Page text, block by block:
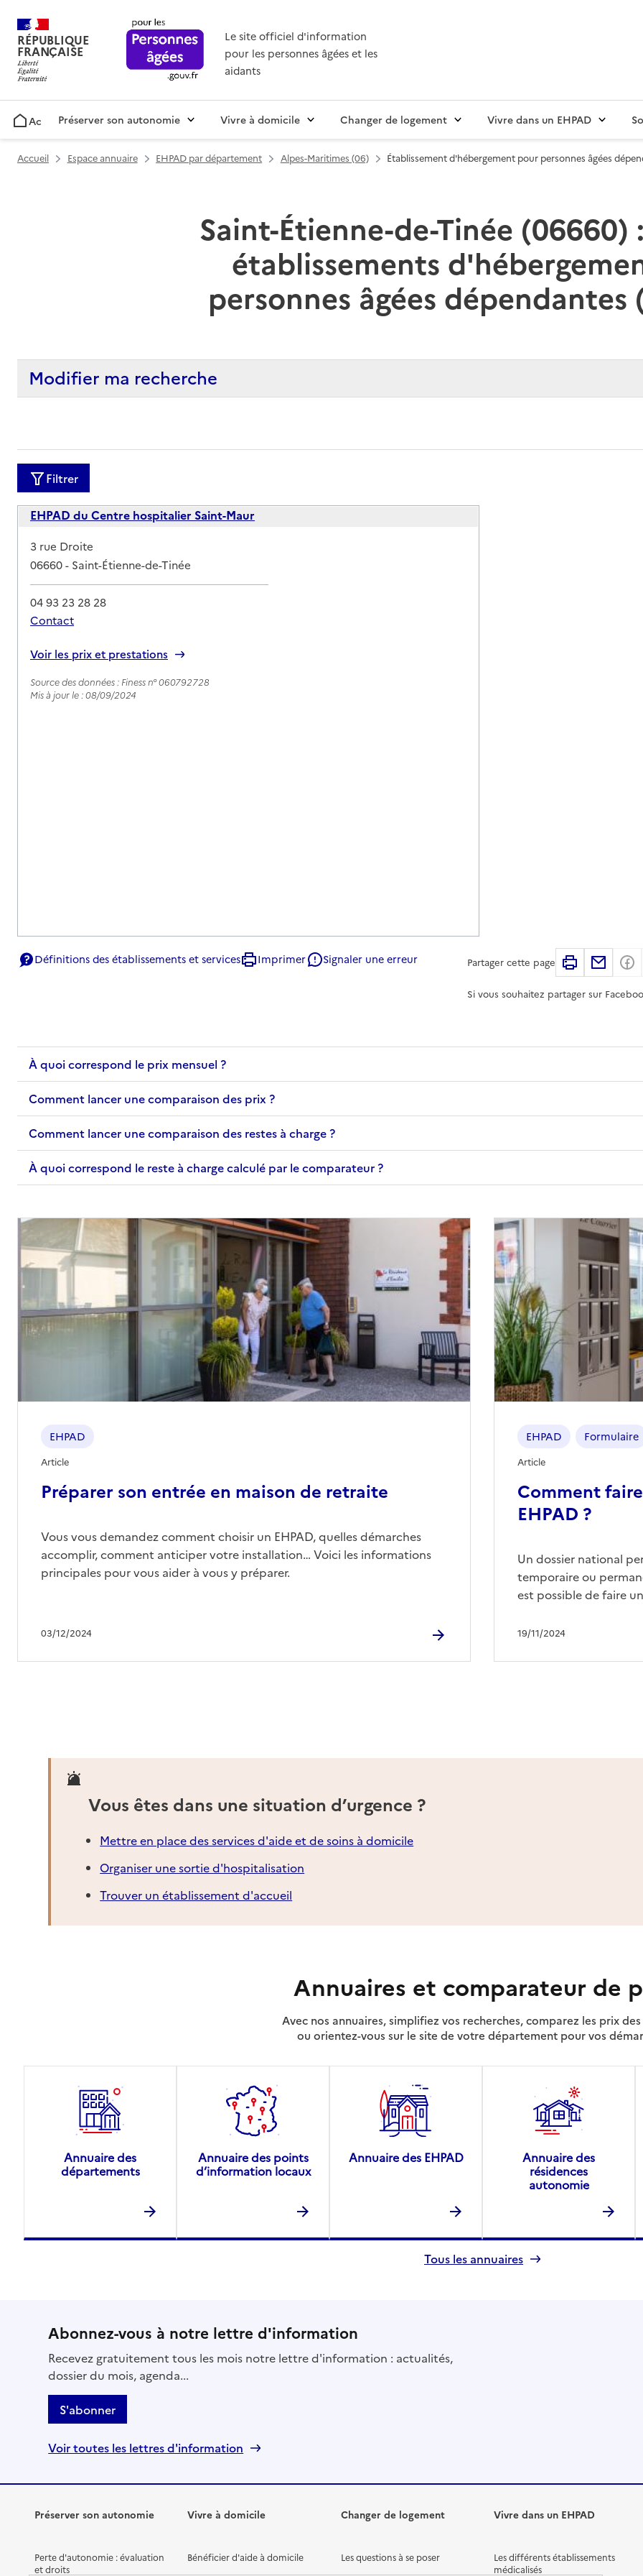
RÉPUBLIQUE
FRANÇAISE
Le site officiel d'information
pour les personnes âgées et les
aidants
AccueilPréserver son autonomie Vivre à domicile Changer de logement Vivre dans un EHPAD
Accueil Espace annuaire EHPAD par département Alpes-Maritimes (06) Établissement d'hébergement pour personnes âgées
Saint-Étienne-de-Tinée (06660)
établissements
personnes âgées dépendantes
Modifier ma recherche
Filtrer
EHPAD du Centre hospitalier Saint-Maur
Adresse
3 rue Droite
06660- Saint-Étienne-de-Tinée
04 93 23 28 28
Contact
Voir les prix et prestations
Source des données : Finess n° 060792728
Mis à jour le : 08/09/2024
Définitions des établissements et services Imprimer Signaler une erreur Partager cette page Imprimer
Si vous souhaitez partager sur
À quoi correspond le prix mensuel ?
Comment lancer une comparaison des prix ?
Comment lancer une comparaison des restes à charge ?
À quoi correspond le reste à charge calculé par le comparateur ?
Préparer son entrée en maison de retraite
03/12/2024
EHPAD
Article
Vous vous demandez comment choisir un EHPAD, quelles démarches
accomplir, comment anticiper votre installation… Voici les informations
principales pour vous aider à vous y préparer.
Comment
EHPAD ?
19/11/2024
EHPAD Formulaire
Article
Un dossier national
temporaire ou
est possible de faire
Vous êtes dans une situation d’urgence ?
Mettre en place des services d'aide et de soins à domicile
Organiser une sortie d'hospitalisation
Trouver un établissement d'accueil
Annuaires et comparateur de
Avec nos annuaires, simplifiez vos recherches, comparez les prix des
ou orientez-vous sur le site de votre département pour vos
Annuaire des
départements
Annuaire des points
d’information locaux
Annuaire des EHPAD
Annuaire des
résidences
autonomie
Tous les annuaires
Abonnez-vous à notre lettre d'information
Recevez gratuitement tous les mois notre lettre d'information : actualités,
dossier du mois, agenda...
S'abonner
Voir toutes les lettres d'information
Préserver son autonomie
Perte d'autonomie : évaluation
et droits
Vivre à domicile
Bénéficier d'aide à domicile
Changer de logement
Les questions à se poser
Vivre dans un EHPAD
Les différents établissements
médicalisés